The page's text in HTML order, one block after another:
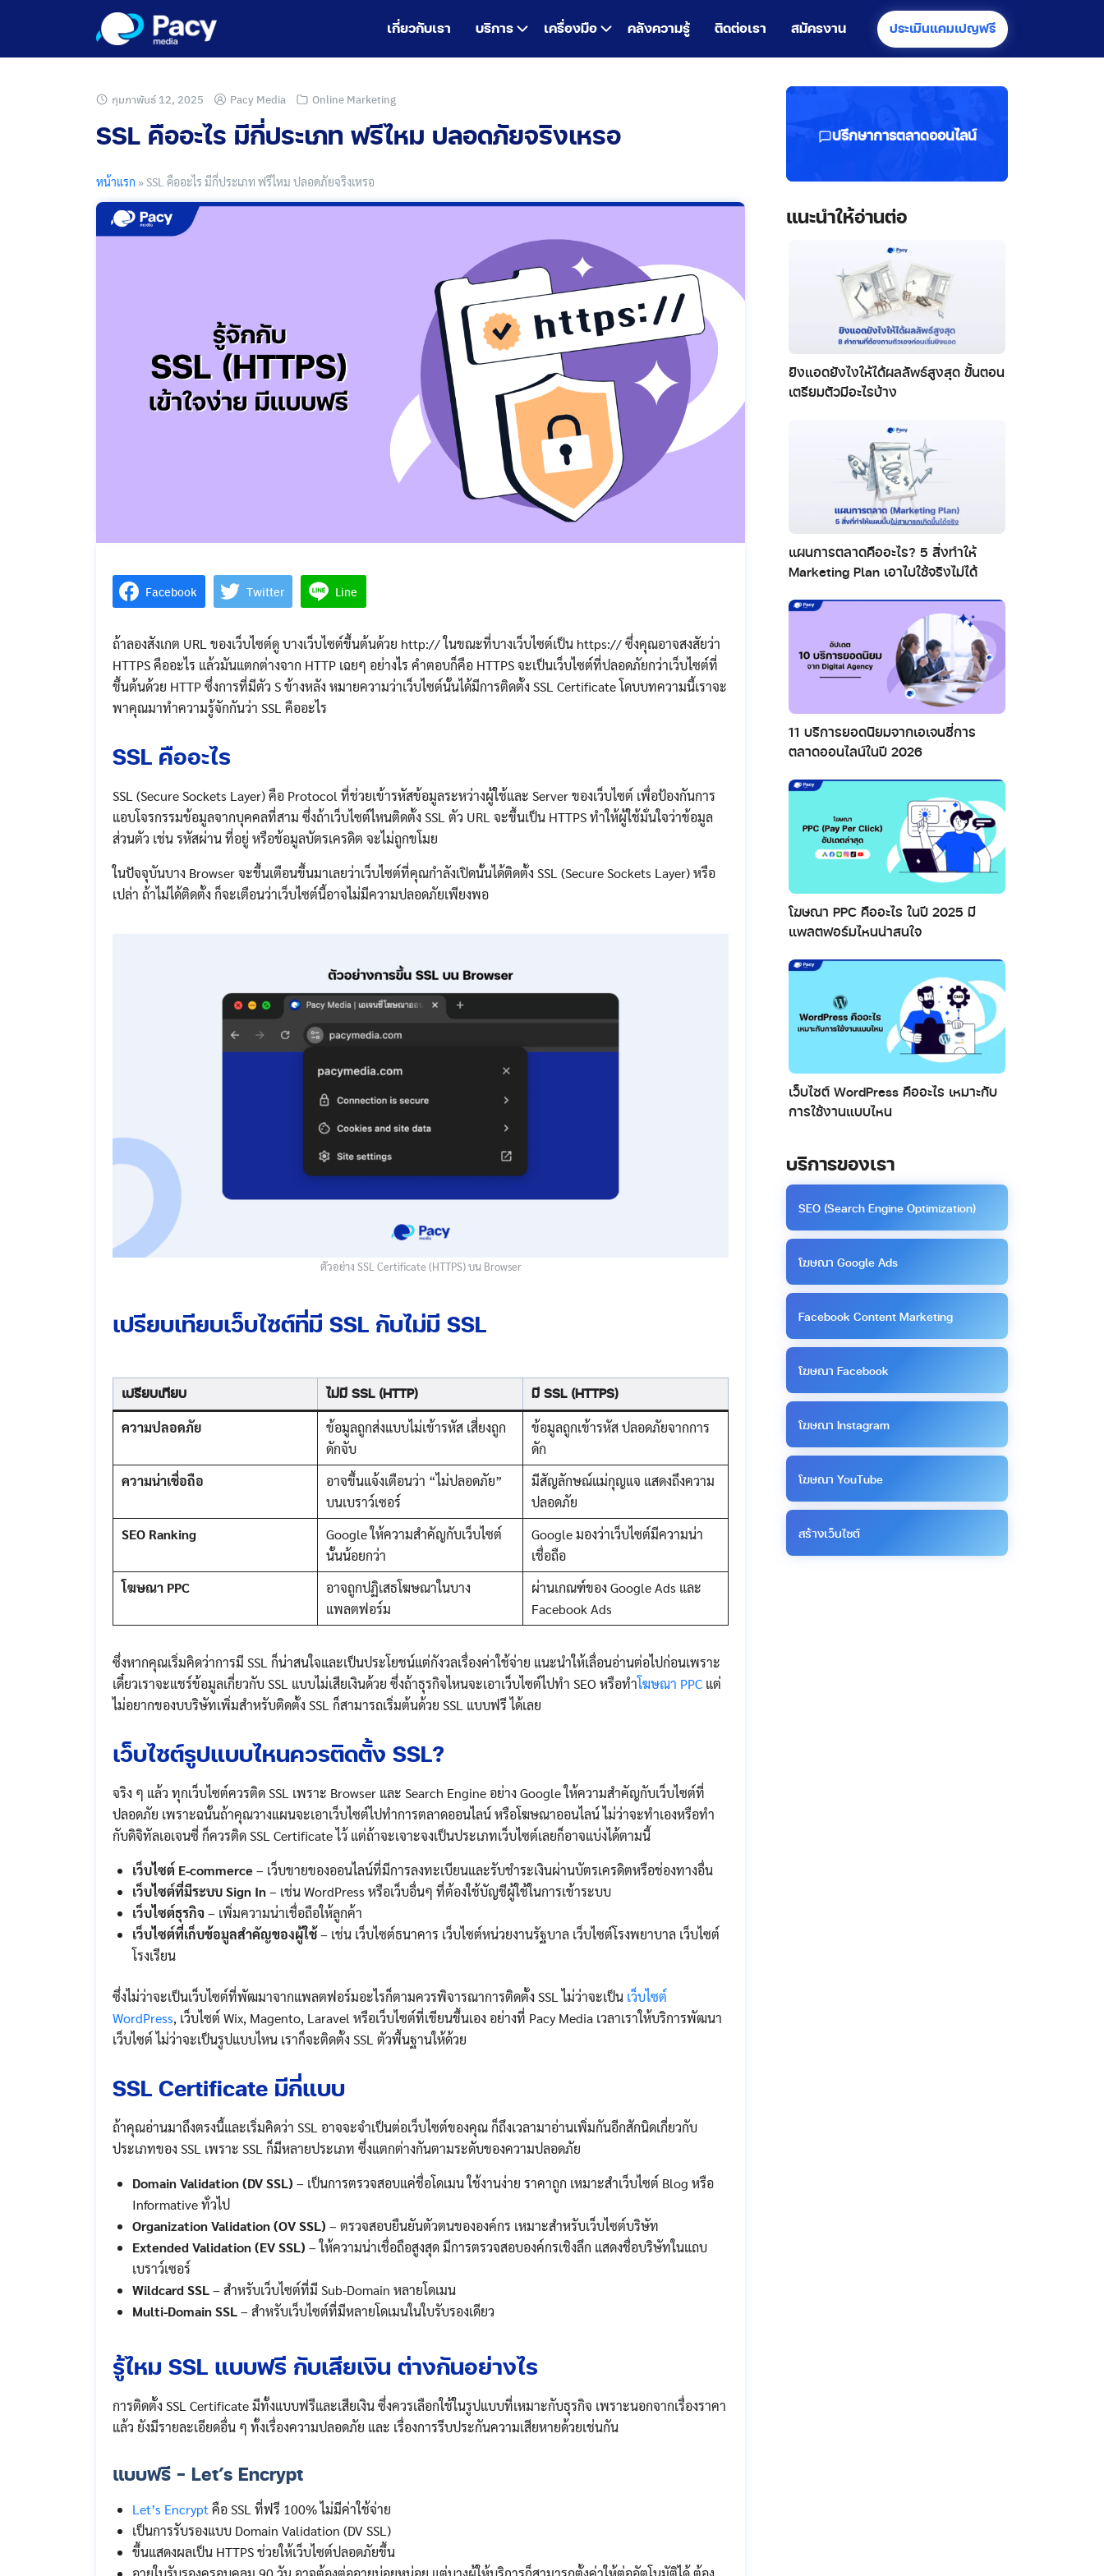
เกี่ยวกับเรา บริการ เครื่องมือ คลังความรู้ ติดต่อเรา สมัครงาน ประเมินแคมเปญฟรี
for:
กุมภาพันธ์ 12, 2025 Pacy Media Online Marketing
SSL คืออะไร มีกี่ประเภท ฟรีไหม ปลอดภัยจริงเหรอ
หน้าแรก » SSL คืออะไร มีกี่ประเภท ฟรีไหม ปลอดภัยจริงเหรอ
Facebook Twitter Line
ถ้าลองสังเกต URL ของเว็บไซต์ดู บางเว็บไซต์ขึ้นต้นด้วย http:// ในขณะที่บางเว็บไซต์เป็น https:// ซึ่งคุณอาจสงสัยว่า
HTTPS คืออะไร แล้วมันแตกต่างจาก HTTP เฉยๆ อย่างไร คำตอบก็คือ HTTPS จะเป็นเว็บไซต์ที่ปลอดภัยกว่าเว็บไซต์ที่
ขึ้นต้นด้วย HTTP ซึ่งการที่มีตัว S ข้างหลัง หมายความว่าเว็บไซต์นั้นได้มีการติดตั้ง SSL Certificate โดบบทความนี้เราจะ
พาคุณมาทำความรู้จักกันว่า​​ SSL คืออะไร
SSL คืออะไร
SSL (Secure Sockets Layer) คือ Protocol ที่ช่วยเข้ารหัสข้อมูลระหว่างผู้ใช้และ Server ของเว็บไซต์ เพื่อป้องกันการ
แอบโจรกรรมข้อมูลจากบุคคลที่สาม ซึ่งถ้าเว็บไซต์ไหนติดตั้ง SSL ตัว URL จะขึ้นเป็น HTTPS ทำให้ผู้ใช้มั่นใจว่าข้อมูล
ส่วนตัว เช่น รหัสผ่าน ที่อยู่ หรือข้อมูลบัตรเครดิต จะไม่ถูกขโมย
ในปัจจุบันบาง Browser จะขึ้นเตือนขึ้นมาเลยว่าเว็บไซต์ที่คุณกำลังเปิดนั้นได้ติดตั้ง​ SSL (Secure Sockets Layer) หรือ
เปล่า ถ้าไม่ได้ติดตั้ง ก็จะเตือนว่าเว็บไซต์นี้อาจไม่มีความปลอดภัยเพียงพอ
ตัวอย่าง​ SSL Certificate (HTTPS) บน Browser
เปรียบเทียบเว็บไซต์ที่มี ​SSL กับไม่มี ​SSL
เปรียบเทียบ ไม่มี SSL (HTTP) มี SSL (HTTPS)
ความปลอดภัย
ข้อมูลถูกส่งแบบไม่เข้ารหัส เสี่ยงถูก
ดักจับ
ข้อมูลถูกเข้ารหัส ปลอดภัยจากการ
ดัก
ความน่าเชื่อถือ
อาจขึ้นแจ้งเตือนว่า “ไม่ปลอดภัย”
บนเบราว์เซอร์
มีสัญลักษณ์แม่กุญแจ แสดงถึงความ
ปลอดภัย
SEO Ranking
Google ให้ความสำคัญกับเว็บไซต์
นั้นน้อยกว่า
Google มองว่าเว็บไซต์มีความน่า
เชื่อถือ
โฆษณา PPC
อาจถูกปฏิเสธโฆษณาในบาง
แพลตฟอร์ม
ผ่านเกณฑ์ของ Google Ads และ
Facebook Ads
ซึ่งหากคุณเริ่มคิดว่าการมี SSL ก็น่าสนใจและเป็นประโยชน์แต่กังวลเรื่องค่าใช้จ่าย แนะนำให้เลื่อนอ่านต่อไปก่อนเพราะ
เดี๋ยวเราจะแชร์ข้อมูลเกี่ยวกับ SSL แบบไม่เสียเงินด้วย ซึ่งถ้าธุรกิจไหนจะเอาเว็บไซต์ไปทำ SEO หรือทำโฆษณา PPC แต่
ไม่อยากของบบริษัทเพิ่มสำหรับติดตั้ง​ SSL ก็สามารถเริ่มต้นด้วย SSL แบบฟรี ได้เลย
เว็บไซต์รูปแบบไหนควรติดตั้ง SSL?
จริง ๆ แล้ว ทุกเว็บไซต์ควรติด SSL เพราะ Browser และ Search Engine อย่าง Google ให้ความสำคัญกับเว็บไซต์ที่
ปลอดภัย เพราะฉนั้นถ้าคุณวางแผนจะเอาเว็บไซต์ไปทำการตลาดออนไลน์ หรือโฆษณาออนไลน์ ไม่ว่าจะทำเองหรือทำ
กับดิจิทัลเอเจนซี่ ก็ควรติด SSL Certificate ไว้ แต่ถ้าจะเจาะจงเป็นประเภทเว็บไซต์เลยก็อาจแบ่งได้ตามนี้
เว็บไซต์ E-commerce– เว็บขายของออนไลน์ที่มีการลงทะเบียนและรับชำระเงินผ่านบัตรเครดิตหรือช่องทางอื่น
เว็บไซต์ที่มีระบบ Sign In– เช่น WordPress หรือเว็บอื่นๆ ที่ต้องใช้บัญชีผู้ใช้ในการเข้าระบบ
เว็บไซต์ธุรกิจ– เพิ่มความน่าเชื่อถือให้ลูกค้า
เว็บไซต์ที่เก็บข้อมูลสำคัญของผู้ใช้– เช่น เว็บไซต์ธนาคาร เว็บไซต์หน่วยงานรัฐบาล เว็บไซต์โรงพยาบาล เว็บไซต์
โรงเรียน
ซึ่งไม่ว่าจะเป็นเว็บไซต์ที่พัฒมาจากแพลตฟอร์มอะไรก็ตามควรพิจารณาการติดตั้ง SSL ไม่ว่าจะเป็น เว็บไซต์
WordPress, เว็บไซต์ Wix, Magento, Laravel หรือเว็บไซต์ที่เขียนขึ้นเอง อย่างที่ Pacy Media เวลาเราให้บริการพัฒนา
เว็บไซต์ ไม่ว่าจะเป็นรูปแบบไหน เราก็จะติดตั้ง SSL ตัวพื้นฐานให้ด้วย
SSL Certificate มีกี่แบบ
ถ้าคุณอ่านมาถึงตรงนี้และเริ่มคิดว่า SSL อาจจะจำเป็นต่อเว็บไซต์ของคุณ ก็ถึงเวลามาอ่านเพิ่มกันอีกสักนิดเกี่ยวกับ
ประเภทของ SSL เพราะ​ SSL ก็มีหลายประเภท ซึ่งแตกต่างกันตามระดับของความปลอดภัย
Domain Validation (DV SSL) – เป็นการตรวจสอบแค่ชื่อโดเมน ใช้งานง่าย ราคาถูก เหมาะสำเว็บไซต์ Blog หรือ
Informative ทั่วไป
Organization Validation (OV SSL) – ตรวจสอบยืนยันตัวตนขององค์กร เหมาะสำหรับเว็บไซต์บริษัท
Extended Validation (EV SSL) – ให้ความน่าเชื่อถือสูงสุด มีการตรวจสอบองค์กรเชิงลึก แสดงชื่อบริษัทในแถบ
เบราว์เซอร์
Wildcard SSL– สำหรับเว็บไซต์ที่มี Sub-Domain หลายโดเมน
Multi-Domain SSL– สำหรับเว็บไซต์ที่มีหลายโดเมนในใบรับรองเดียว
รู้ไหม SSL แบบฟรี กับเสียเงิน ต่างกันอย่างไร
การติดตั้ง SSL Certificate มีทั้งแบบฟรีและเสียเงิน ซึ่งควรเลือกใช้ในรูปแบบที่เหมาะกับธุรกิจ เพราะนอกจากเรื่องราคา
แล้ว ยังมีรายละเอียดอื่น ๆ ทั้งเรื่องความปลอดภัย และ เรื่องการรีบประกันความเสียหายด้วยเช่นกัน
แบบฟรี – Let’s Encrypt
Let’s Encryptคือ SSL ที่ฟรี 100% ไม่มีค่าใช้จ่าย
เป็นการรับรองแบบ Domain Validation (DV SSL)
ขึ้นแสดงผลเป็น HTTPS ช่วยให้เว็บไซต์ปลอดภัยขึ้น
ปรึกษาการตลาดออนไลน์
แนะนำให้อ่านต่อ
ยิงแอดยังไงให้ได้ผลลัพธ์สูงสุด ขั้นตอน
เตรียมตัวมีอะไรบ้าง
แผนการตลาดคืออะไร? 5 สิ่งทำให้
Marketing Plan เอาไปใช้จริงไม่ได้
11 บริการยอดนิยมจากเอเจนซี่การ
ตลาดออนไลน์ในปี 2026
โฆษณา PPC คืออะไร ในปี 2025 มี
แพลตฟอร์มไหนน่าสนใจ
เว็บไซต์ WordPress คืออะไร เหมาะกับ
การใช้งานแบบไหน
บริการของเรา
SEO (Search Engine Optimization)
โฆษณา Google Ads
Facebook Content Marketing
โฆษณา Facebook
โฆษณา Instagram
โฆษณา YouTube
สร้างเว็บไซต์